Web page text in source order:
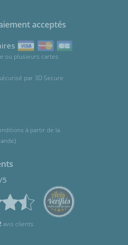
acceptés
ou plusieurs cartes
par 3D Secure
à partir de la
5
avis clients